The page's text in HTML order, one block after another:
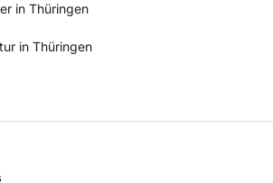
in Thüringen
in Thüringen